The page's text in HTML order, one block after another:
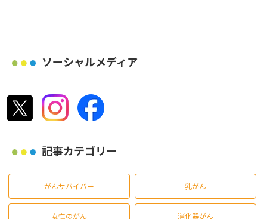
ソーシャルメディア
記事カテゴリー
がんサバイバー 乳がん
女性のがん 消化器がん